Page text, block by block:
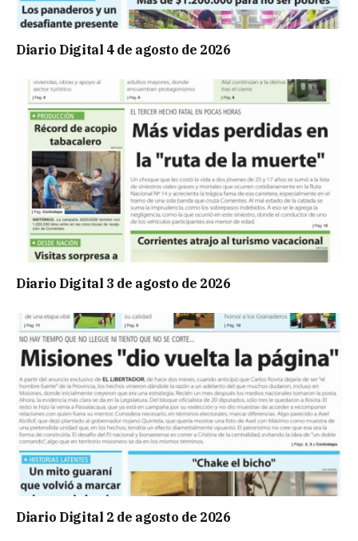
Diario Digital 4 de agosto de 2026
Diario Digital 3 de agosto de 2026
Diario Digital 2 de agosto de 2026